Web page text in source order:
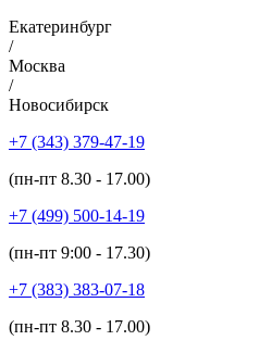
Екатеринбург
/
Москва
/
Новосибирск
+7 (343) 379-47-19
(пн-пт 8.30 - 17.00)
+7 (499) 500-14-19
(пн-пт 9:00 - 17.30)
+7 (383) 383-07-18
(пн-пт 8.30 - 17.00)